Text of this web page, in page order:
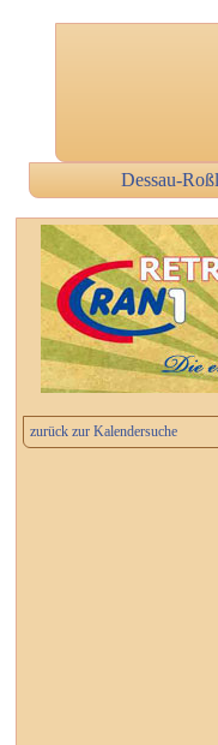
Dessau-
zurück zur Kalendersuche